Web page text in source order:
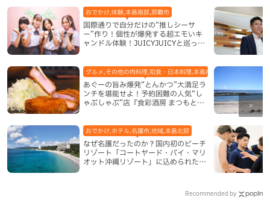
国際通りで自分だけの“推しシーサ
ー”作り！個性が爆発する超エモいキ
ャンドル体験！JUICYJUICYと巡って
おでかけ,体験,本島南部,那覇市
あぐーの旨み爆発“とんかつ”大満足ラ
ンチを堪能せよ！予約困難の人気“し
ゃぶしゃぶ”店『食彩酒房 まつもと』
グルメ,その他の肉料理,和食・日本料理,本島南部,那覇市
なぜ名護だったのか？国内初のビーチ
リゾート「コートヤード・バイ・マリ
オット沖縄リゾート」に込められた想
おでかけ,ホテル,名護市,地域,本島北部
Recommended by